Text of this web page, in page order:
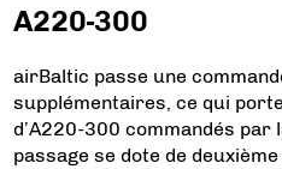
A220-300
airBaltic passe une
supplémentaires, ce qui
d’A220-300 commandés par
passage se dote de